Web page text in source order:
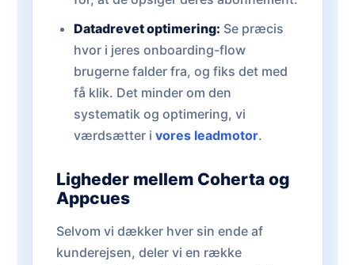
Datadrevet optimering: Se præcis
hvor i jeres onboarding-flow
brugerne falder fra, og fiks det med
få klik. Det minder om den
systematik og optimering, vi
værdsætter i vores leadmotor.
Ligheder mellem Coherta og
Appcues
Selvom vi dækker hver sin ende af
kunderejsen, deler vi en række